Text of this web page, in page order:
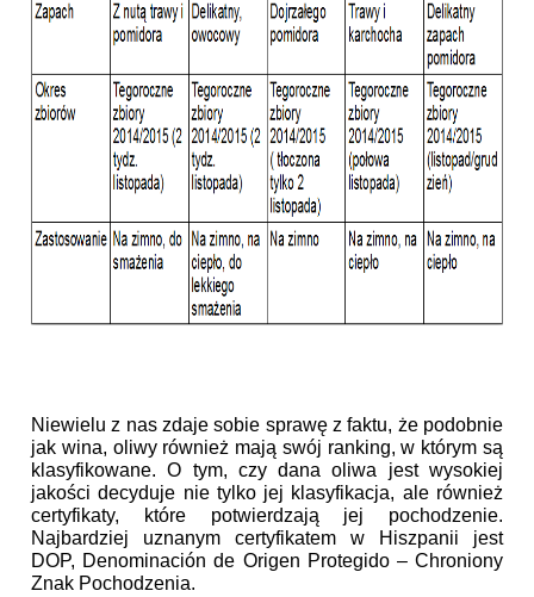
Niewielu z nas zdaje sobie sprawę z faktu, że podobnie
jak wina, oliwy również mają swój ranking, w którym są
klasyfikowane. O tym, czy dana oliwa jest wysokiej
jakości decyduje nie tylko jej klasyfikacja, ale również
certyfikaty, które potwierdzają jej pochodzenie.
Najbardziej uznanym certyfikatem w Hiszpanii jest
DOP, Denominación de Origen Protegido – Chroniony
Znak Pochodzenia.